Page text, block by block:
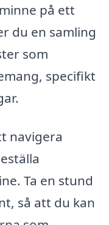
på ett
du en samling
som
specifikt
navigera
Ta en stund
så att du kan